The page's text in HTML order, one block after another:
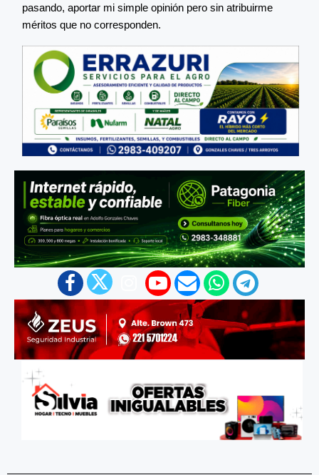
pasando, aportar mi simple opinión pero sin atribuirme
méritos que no corresponden.